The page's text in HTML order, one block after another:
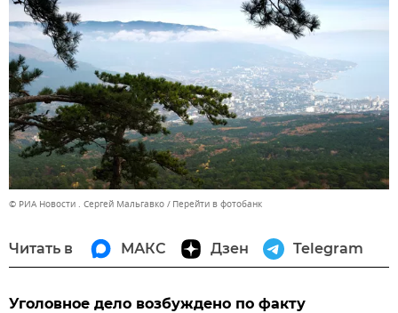
© РИА Новости . Сергей Мальгавко Перейти в фотобанк
Читать в МАКС Дзен Telegram
Уголовное дело возбуждено по факту